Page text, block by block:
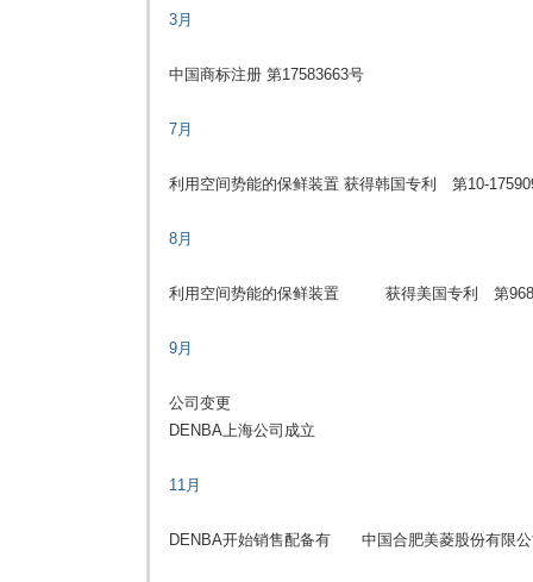
3月
中国商标注册 第17583663号
7月
利用空间势能的保鲜装置 获得韩国专利 第10-
8月
利用空间势能的保鲜装置 获得美国专利 第
9月
公司变更
DENBA上海公司成立
11月
DENBA开始销售配备有 中国合肥美菱股份有限公